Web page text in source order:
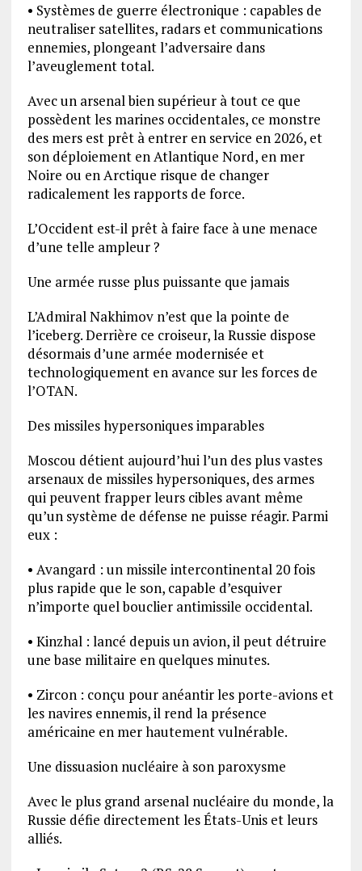
• Systèmes de guerre électronique : capables de
neutraliser satellites, radars et communications
ennemies, plongeant l’adversaire dans
l’aveuglement total.
Avec un arsenal bien supérieur à tout ce que
possèdent les marines occidentales, ce monstre
des mers est prêt à entrer en service en 2026, et
son déploiement en Atlantique Nord, en mer
Noire ou en Arctique risque de changer
radicalement les rapports de force.
L’Occident est-il prêt à faire face à une menace
d’une telle ampleur ?
Une armée russe plus puissante que jamais
L’Admiral Nakhimov n’est que la pointe de
l’iceberg. Derrière ce croiseur, la Russie dispose
désormais d’une armée modernisée et
technologiquement en avance sur les forces de
l’OTAN.
Des missiles hypersoniques imparables
Moscou détient aujourd’hui l’un des plus vastes
arsenaux de missiles hypersoniques, des armes
qui peuvent frapper leurs cibles avant même
qu’un système de défense ne puisse réagir. Parmi
eux :
• Avangard : un missile intercontinental 20 fois
plus rapide que le son, capable d’esquiver
n’importe quel bouclier antimissile occidental.
• Kinzhal : lancé depuis un avion, il peut détruire
une base militaire en quelques minutes.
• Zircon : conçu pour anéantir les porte-avions et
les navires ennemis, il rend la présence
américaine en mer hautement vulnérable.
Une dissuasion nucléaire à son paroxysme
Avec le plus grand arsenal nucléaire du monde, la
Russie défie directement les États-Unis et leurs
alliés.